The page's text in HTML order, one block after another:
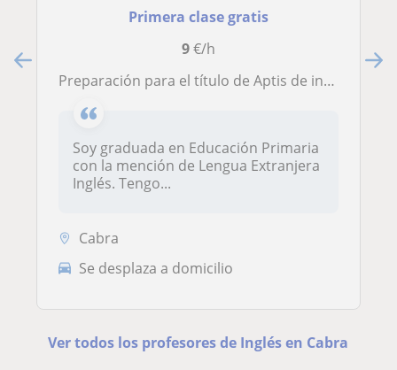
Primera clase gratis
9€/h
Preparación para el título de Aptis de inglés
Soy graduada en Educación Primaria
con la mención de Lengua Extranjera
Inglés. Tengo...
Cabra
Se desplaza a domicilio
Ver todos los profesores de Inglés en Cabra